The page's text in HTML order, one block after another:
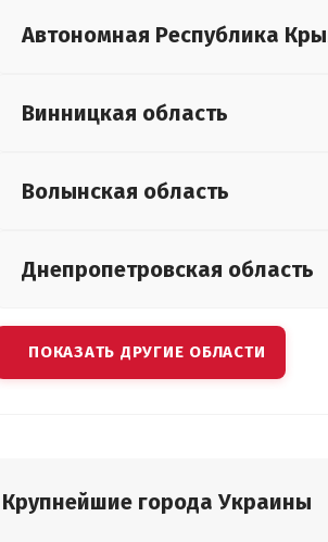
Автономная Республика
Винницкая область
Волынская область
Днепропетровская область
ПОКАЗАТЬ ДРУГИЕ ОБЛАСТИ
Крупнейшие города Украины